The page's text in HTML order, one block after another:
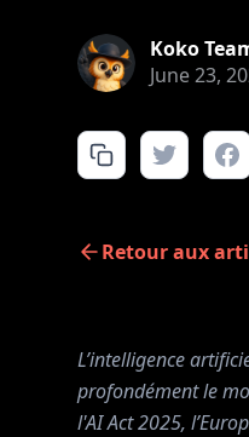
Koko
June 23,
Retour aux
L’intelligence
profondément le
l'AI Act 2025,